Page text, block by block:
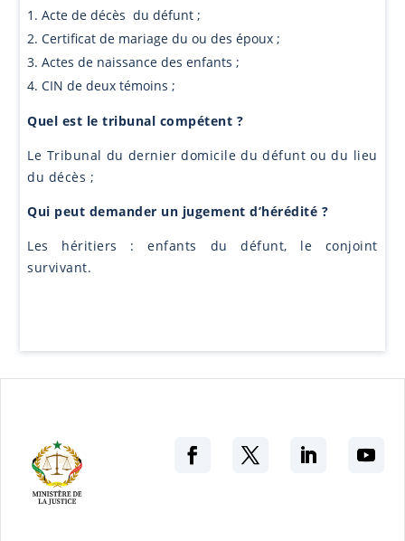
Acte de décès du défunt ;
Certificat de mariage du ou des époux ;
Actes de naissance des enfants ;
CIN de deux témoins ;
Quel est le tribunal compétent ?
Le Tribunal du dernier domicile du défunt ou du lieu
du décès ;
Qui peut demander un jugement d’hérédité ?
Les héritiers : enfants du défunt, le conjoint
survivant.